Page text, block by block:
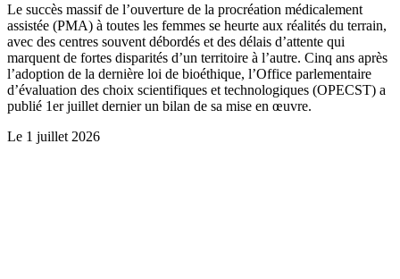
Le succès massif de l’ouverture de la procréation médicalement
assistée (PMA) à toutes les femmes se heurte aux réalités du terrain,
avec des centres souvent débordés et des délais d’attente qui
marquent de fortes disparités d’un territoire à l’autre. Cinq ans après
l’adoption de la dernière loi de bioéthique, l’Office parlementaire
d’évaluation des choix scientifiques et technologiques (OPECST) a
publié 1er juillet dernier un bilan de sa mise en œuvre.
Le 1 juillet 2026